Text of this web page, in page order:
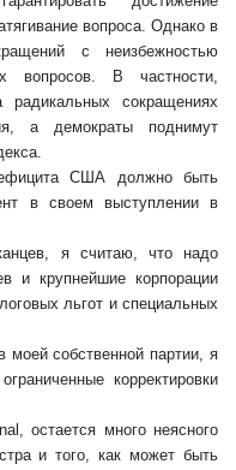
вопроса. Однако в
с неизбежностью
вопросов. В частности,
радикальных сокращениях
а демократы поднимут
США должно быть
в своем выступлении в
я считаю, что надо
и крупнейшие корпорации
льгот и специальных
собственной партии, я
корректировки
остается много неясного
и того, как может быть